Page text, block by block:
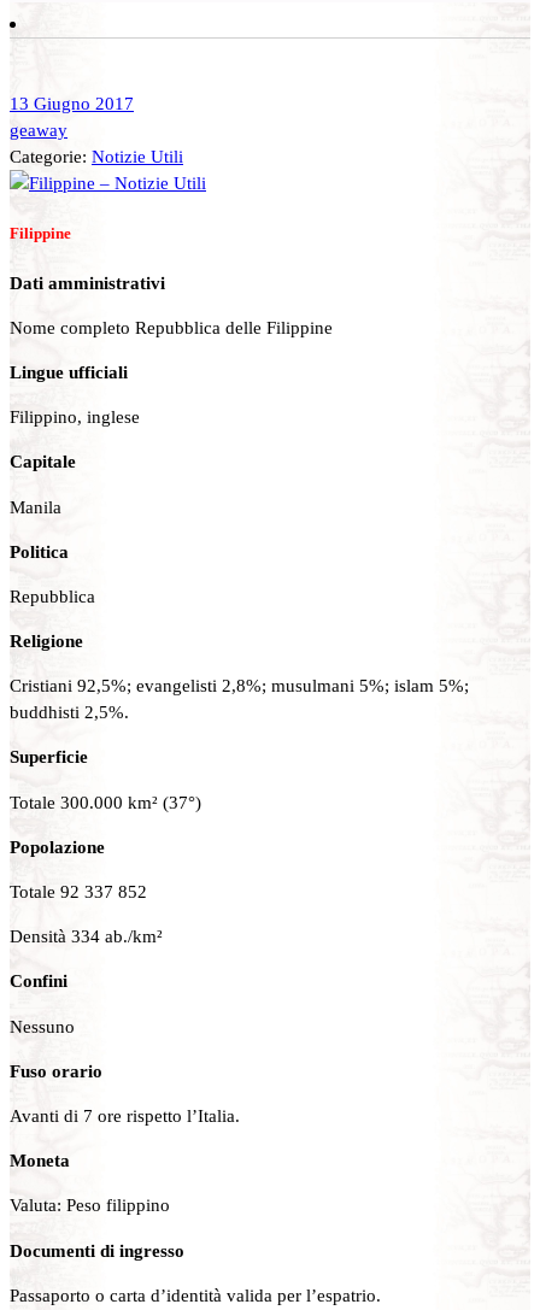
13 Giugno 2017
geaway
Categorie: Notizie Utili
Filippine
Dati amministrativi
Nome completo Repubblica delle Filippine
Lingue ufficiali
Filippino, inglese
Capitale
Manila
Politica
Repubblica
Religione
Cristiani 92,5%; evangelisti 2,8%; musulmani 5%; islam 5%;
buddhisti 2,5%.
Superficie
Totale 300.000 km² (37°)
Popolazione
Totale 92 337 852
Densità 334 ab./km²
Confini
Nessuno
Fuso orario
Avanti di 7 ore rispetto l’Italia.
Moneta
Valuta: Peso filippino
Documenti di ingresso
Passaporto o carta d’identità valida per l’espatrio.